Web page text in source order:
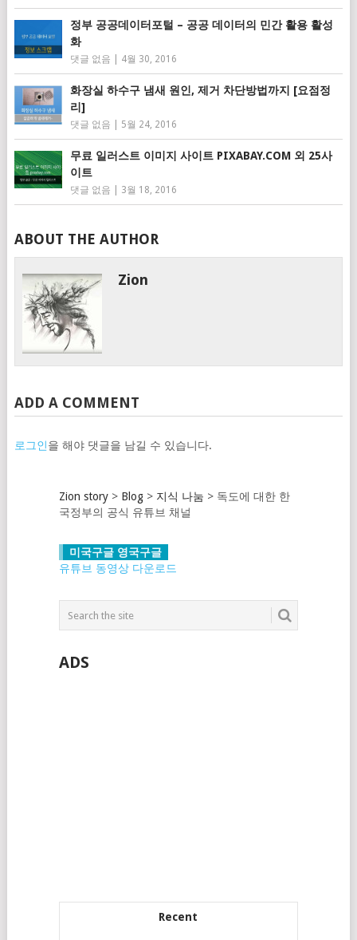
정부 공공데이터포털 – 공공 데이터의 민간 활용 활성
화
댓글 없음 4월 30, 2016
화장실 하수구 냄새 원인, 제거 차단방법까지 [요점정
리]
댓글 없음 5월 24, 2016
무료 일러스트 이미지 사이트 PIXABAY.COM 외 25사
이트
댓글 없음 3월 18, 2016
ABOUT THE AUTHOR
Zion
ADD A COMMENT
로그인을 해야 댓글을 남길 수 있습니다.
Zion story> Blog> 지식 나눔 > 독도에 대한 한
국정부의 공식 유튜브 채널
미국구글 영국구글
유튜브 동영상 다운로드
ADS
Recent